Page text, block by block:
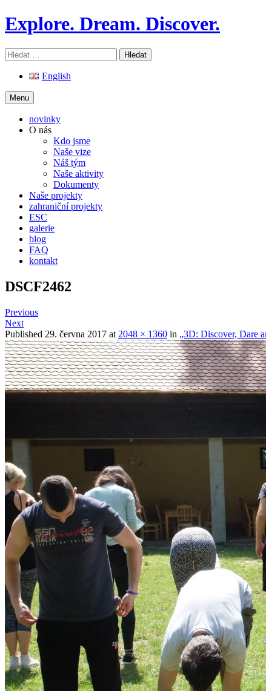
Skip
to
Explore. Dream. Discover.
Vyhledávání
English
Menu
novinky
O nás
Kdo jsme
Naše vize
Náš tým
Naše aktivity
Dokumenty
Naše projekty
zahraniční projekty
ESC
galerie
blog
FAQ
kontakt
DSCF2462
Previous
Next
Published 29. června 2017 at 2048 × 1360 in „3D: Discover, Dare